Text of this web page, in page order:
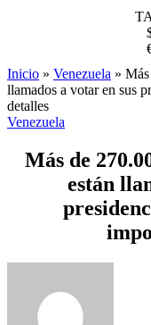
Inicio » Venezuela »
llamados a votar en sus
detalles
Venezuela
Más de
están